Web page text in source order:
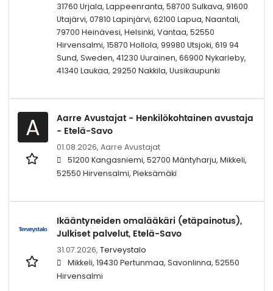
31760 Urjala, Lappeenranta, 58700 Sulkava, 91600
Utajärvi, 07810 Lapinjärvi, 62100 Lapua, Naantali,
79700 Heinävesi, Helsinki, Vantaa, 52550
Hirvensalmi, 15870 Hollola, 99980 Utsjoki, 619 94
Sund, Sweden, 41230 Uurainen, 66900 Nykarleby,
41340 Laukaa, 29250 Nakkila, Uusikaupunki
A
Aarre Avustajat - Henkilökohtainen avustaja
- Etelä-Savo
01.08.2026, Aarre Avustajat
51200 Kangasniemi, 52700 Mäntyharju, Mikkeli,
52550 Hirvensalmi, Pieksämäki
Ikääntyneiden omalääkäri (etäpainotus),
Julkiset palvelut, Etelä-Savo
31.07.2026, Terveystalo
Mikkeli, 19430 Pertunmaa, Savonlinna, 52550
Hirvensalmi